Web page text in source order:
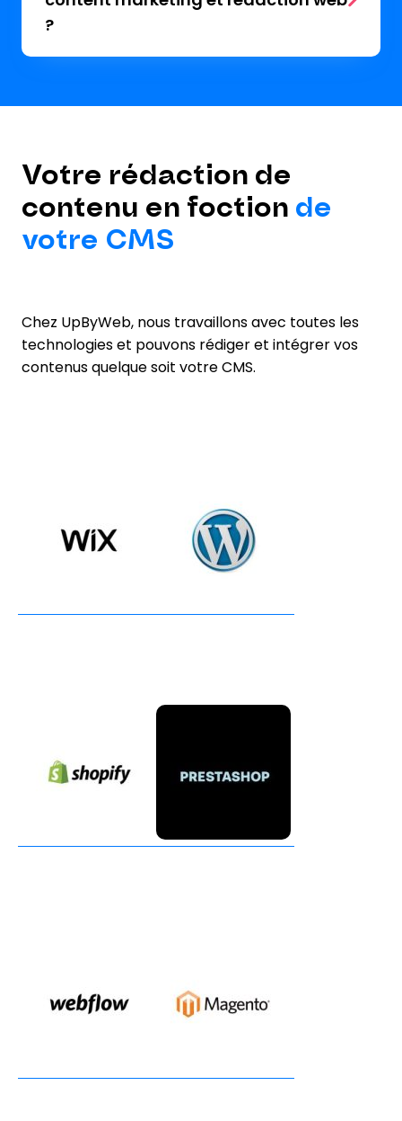
?
Votre rédaction de
contenu en foction de
votre CMS
Chez UpByWeb, nous travaillons avec toutes les
technologies et pouvons rédiger et intégrer vos
contenus quelque soit votre CMS.